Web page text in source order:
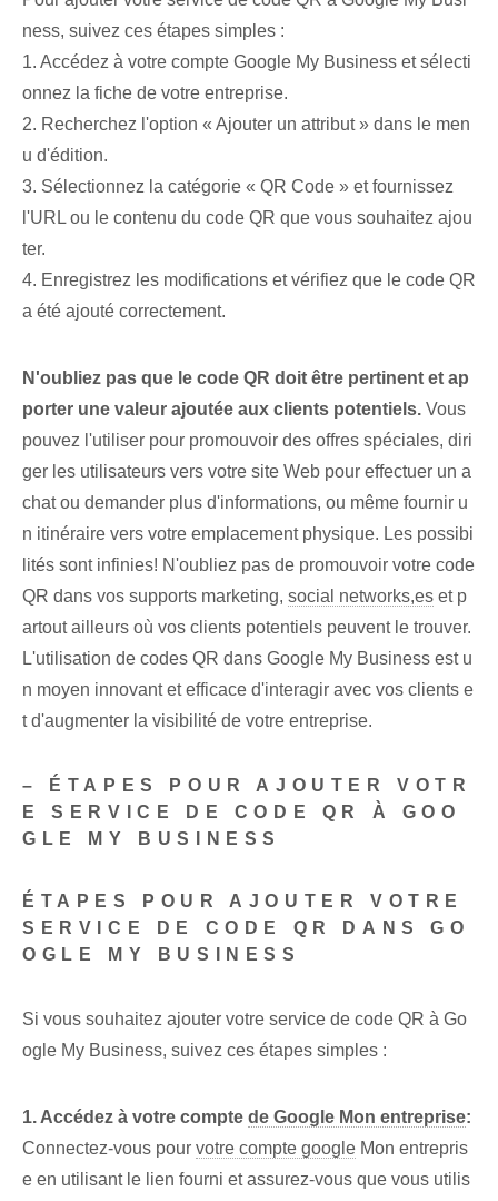
ness, suivez ces étapes simples :
1. Accédez à votre compte ⁤Google My Business⁢ et sélecti
onnez la fiche de votre entreprise.
2. Recherchez l'option « Ajouter un attribut » dans le men
u d'édition.
3. Sélectionnez la catégorie « QR Code » et fournissez
l'URL ou le contenu du code QR que vous souhaitez ajou
ter.
4. Enregistrez les modifications et vérifiez que le code QR
a été ajouté correctement.
N'oubliez pas que le code QR doit être pertinent et ap
porter une valeur ajoutée aux clients potentiels. Vous
pouvez l'utiliser pour promouvoir des offres spéciales, diri
ger les utilisateurs vers votre site Web pour effectuer un a
chat ou demander plus d'informations, ou même fournir u
n itinéraire vers votre emplacement physique. Les possibi
lités sont infinies! N'oubliez pas de promouvoir votre code
QR dans vos supports marketing, social networks,es et p
artout ailleurs où vos clients potentiels⁢ peuvent le trouver.
L'utilisation de codes QR dans Google My Business est u
n moyen innovant et efficace d'interagir avec vos clients e
t d'augmenter la visibilité de votre entreprise.
– ÉTAPES POUR AJOUTER VOTR
E SERVICE DE CODE QR À GOO
GLE MY BUSINESS
ÉTAPES POUR AJOUTER VOTRE
SERVICE DE CODE QR DANS GO
OGLE MY BUSINESS
Si vous souhaitez ajouter votre service de code QR à Go
ogle My Business, suivez ces étapes simples :
1. Accédez à votre compte⁤ de Google Mon entreprise:
Connectez-vous pour votre compte google Mon entrepris
e en utilisant le lien fourni⁢ et assurez-vous que vous ‌utilis